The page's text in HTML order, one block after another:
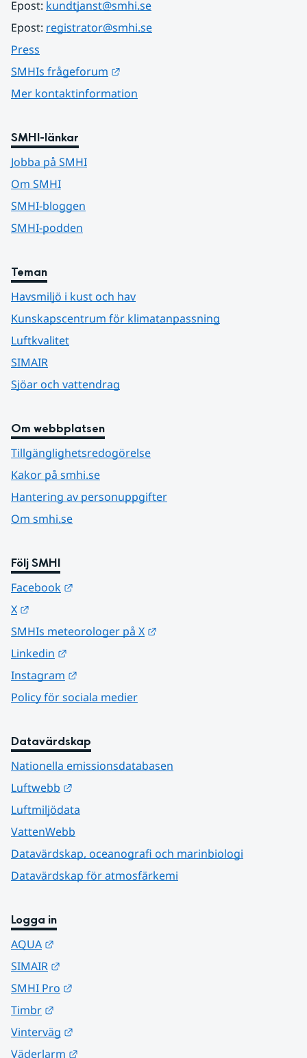
Epost: kundtjanst@smhi.se
Epost: registrator@smhi.se
Press
SMHIs frågeforum
Mer kontaktinformation
SMHI-länkar
Jobba på SMHI
Om SMHI
SMHI-bloggen
SMHI-podden
Teman
Havsmiljö i kust och hav
Kunskapscentrum för klimatanpassning
Luftkvalitet
SIMAIR
Sjöar och vattendrag
Om webbplatsen
Tillgänglighetsredogörelse
Kakor på smhi.se
Hantering av personuppgifter
Om smhi.se
Följ SMHI
Facebook
X
SMHIs meteorologer på X
Linkedin
Instagram
Policy för sociala medier
Datavärdskap
Nationella emissionsdatabasen
Luftwebb
Luftmiljödata
VattenWebb
Datavärdskap, oceanografi och marinbiologi
Datavärdskap för atmosfärkemi
Logga in
AQUA
SIMAIR
SMHI Pro
Timbr
Vinterväg
Väderlarm